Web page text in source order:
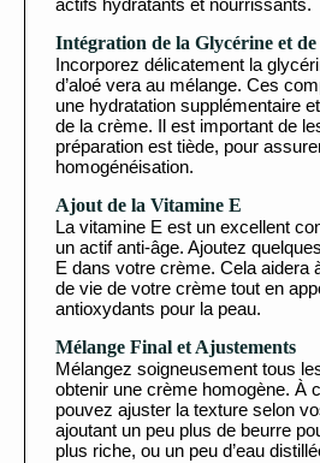
actifs hydratants et nourrissants.
Intégration de la Glycérine et de
Incorporez délicatement la
d’aloé vera au mélange. Ces
une hydratation supplémentaire
de la crème. Il est important de
préparation est tiède, pour
homogénéisation.
Ajout de la Vitamine E
La vitamine E est un excellent
un actif anti-âge. Ajoutez
E dans votre crème. Cela aidera
de vie de votre crème tout en
antioxydants pour la peau.
Mélange Final et Ajustements
Mélangez soigneusement tous
obtenir une crème homogène. À
pouvez ajuster la texture selon
ajoutant un peu plus de beurre
plus riche, ou un peu d’eau